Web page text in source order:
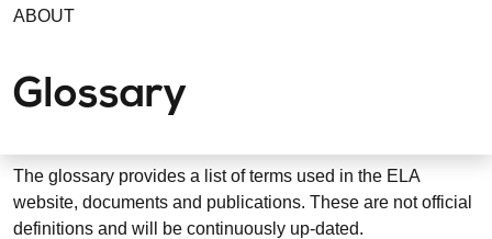
ABOUT
Glossary
The glossary provides a list of terms used in the ELA
website, documents and publications. These are not official
definitions and will be continuously up-dated.